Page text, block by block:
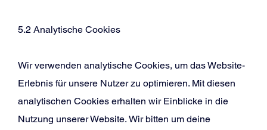
5.2 Analytische Cookies
Wir verwenden analytische Cookies, um das Website-
Erlebnis für unsere Nutzer zu optimieren. Mit diesen
analytischen Cookies erhalten wir Einblicke in die
Nutzung unserer Website. Wir bitten um deine